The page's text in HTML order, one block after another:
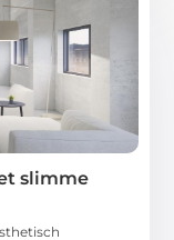
slimme